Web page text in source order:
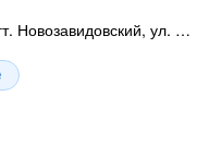
Тверская обл., Конаковский р-н, пгт. Новозавидовский, ул. Фабричная, 1